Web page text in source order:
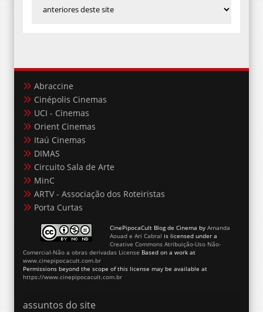
Abraccine
Cinépolis Cinemas
UCI - Cinemas
Orient Cinemas
Itaú Cinemas
DIMAS
Circuito Sala de Arte
MinC
ARTV - Associação dos Roteiristas
Porta Curtas
CinePipocaCult Blog de Cinema by Amanda
Aouad e Ari Cabral is licensed under a
Creative Commons Atribuição-Uso Não-
Comercial-Não a obras derivadas License Based on a work at
www.cinepipocacult.com.br
Permissions beyond the scope of this license may be available at
https://www.cinepipocacult.com.br
assuntos do site